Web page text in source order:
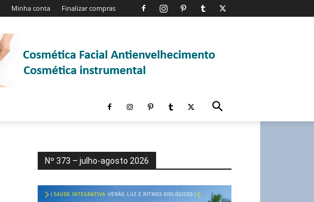
Minha conta Finalizar compras
Nº 373 – julho-agosto 2026